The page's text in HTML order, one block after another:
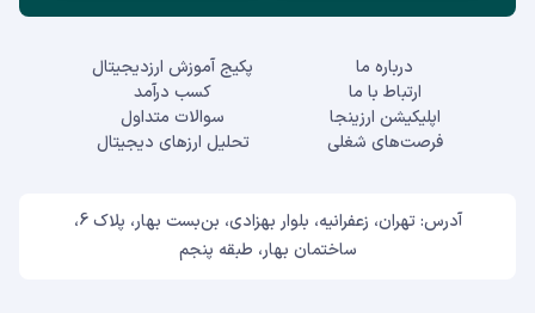
درباره ما
ارتباط با ما
اپلیکیشن ارزینجا
فرصت‌های شغلی
پکیج آموزش ارزدیجیتال
کسب درآمد
سوالات متداول
تحلیل ارزهای دیجیتال
آدرس: تهران، زعفرانیه، بلوار بهزادی، بن‌بست بهار، پلاک 6،
ساختمان بهار، طبقه پنجم